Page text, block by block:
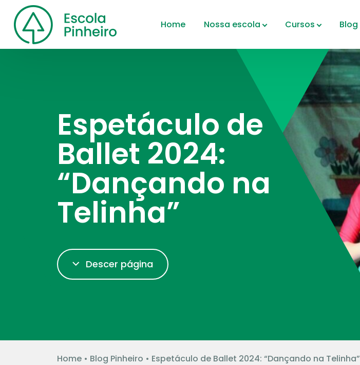
Home Nossa escola Cursos Blog
Espetáculo de
Ballet 2024:
“Dançando na
Telinha”
Descer página
Home• Blog Pinheiro • Espetáculo de Ballet 2024: “Dançando na Telinha”